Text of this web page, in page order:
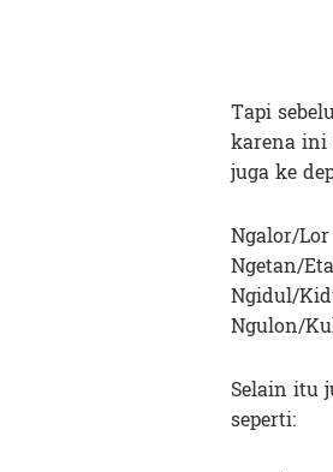
Tapi
karena ini
juga ke
Ngalor/
Ngetan/
Ngidul/
Ngulon/
Selain itu
seperti: